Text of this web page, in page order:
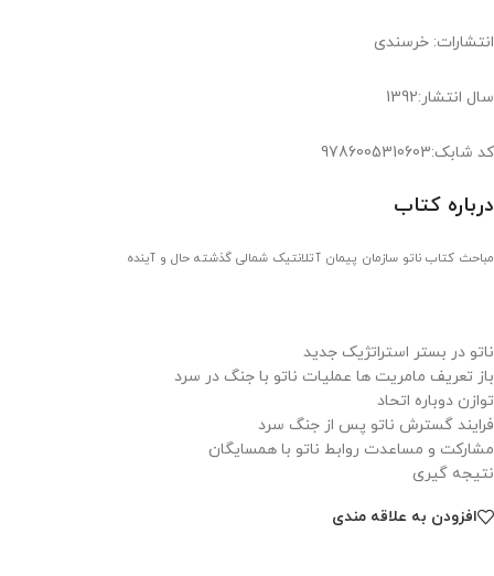
انتشارات: خرسندی
سال انتشار:1392
کد شابک:9786005310603
درباره کتاب
مباحث کتاب ناتو سازمان پیمان آتلانتیک شمالی گذشته حال و آینده
ناتو در بستر استراتژیک جدید
باز تعریف مامریت ها عملیات ناتو با جنگ در سرد
توازن دوباره اتحاد
فرایند گسترش ناتو پس از جنگ سرد
مشارکت و مساعدت روابط ناتو با همسایگان
نتیجه گیری
افزودن به علاقه مندی